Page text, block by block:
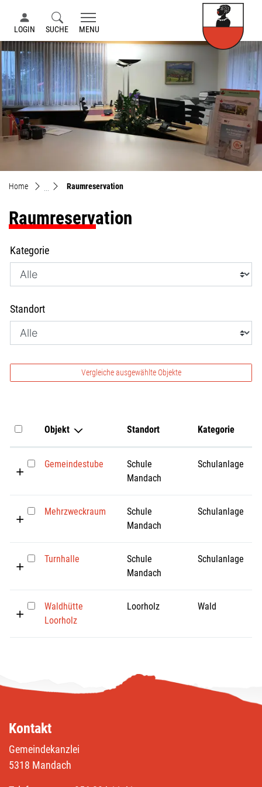
zur Startseite
Direkt zur Hauptnavigation
Direkt zum Inhalt
Direkt zur Suche
Direkt zum Stichwortverzeichnis
LOGIN SUCHE MENU
Home Raumreservation(ausgewählt)
Raumreservation
Kategorie
Standort
Vergleiche ausgewählte Objekte
Objekt Standort Kategorie
Gemeindestube
Schule
Mandach
Schulanlage
Mehrzweckraum
Schule
Mandach
Schulanlage
Turnhalle
Schule
Mandach
Schulanlage
Waldhütte
Loorholz
Loorholz Wald
Kontakt
Gemeindekanzlei
5318 Mandach